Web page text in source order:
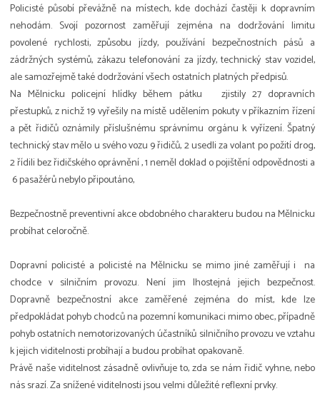
Policisté působí převážně na místech, kde dochází častěji k dopravním
nehodám. Svojí pozornost zaměřují zejména na dodržování limitu
povolené rychlosti, způsobu jízdy, používání bezpečnostních pásů a
zádržných systémů, zákazu telefonování za jízdy, technický stav vozidel,
ale samozřejmě také dodržování všech ostatních platných předpisů.
Na Mělnicku policejní hlídky během pátku zjistily 27 dopravních
přestupků, z nichž 19 vyřešily na místě udělením pokuty v příkazním řízení
a pět řidičů oznámily příslušnému správnímu orgánu k vyřízení. Špatný
technický stav mělo u svého vozu 9 řidičů, 2 usedli za volant po požití drog,
2 řídili bez řidičského oprávnění , 1 neměl doklad o pojištění odpovědnosti a
6 pasažérů nebylo připoutáno,
Bezpečnostně preventivní akce obdobného charakteru budou na Mělnicku
probíhat celoročně.
Dopravní policisté a policisté na Mělnicku se mimo jiné zaměřují i na
chodce v silničním provozu. Není jim lhostejná jejich bezpečnost.
Dopravně bezpečnostní akce zaměřené zejména do míst, kde lze
předpokládat pohyb chodců na pozemní komunikaci mimo obec, případně
pohyb ostatních nemotorizovaných účastníků silničního provozu ve vztahu
k jejich viditelnosti probíhají a budou probíhat opakovaně.
Právě naše viditelnost zásadně ovlivňuje to, zda se nám řidič vyhne, nebo
nás srazí. Za snížené viditelnosti jsou velmi důležité reflexní prvky.